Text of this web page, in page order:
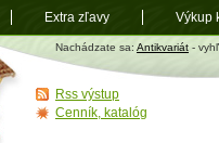
Antikvariát
shop.sk
Nachádzate sa: Antikvariát -
Rss výstup
Cenník, katalóg
Extra zľavy Výkup